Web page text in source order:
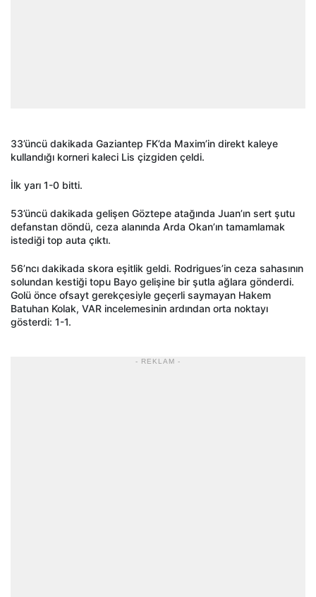
33’üncü dakikada Gaziantep FK’da Maxim’in direkt kaleye
kullandığı korneri kaleci Lis çizgiden çeldi.
İlk yarı 1-0 bitti.
53’üncü dakikada gelişen Göztepe atağında Juan’ın sert şutu
defanstan döndü, ceza alanında Arda Okan’ın tamamlamak
istediği top auta çıktı.
56’ncı dakikada skora eşitlik geldi. Rodrigues’in ceza sahasının
solundan kestiği topu Bayo gelişine bir şutla ağlara gönderdi.
Golü önce ofsayt gerekçesiyle geçerli saymayan Hakem
Batuhan Kolak, VAR incelemesinin ardından orta noktayı
gösterdi: 1-1.
- REKLAM -